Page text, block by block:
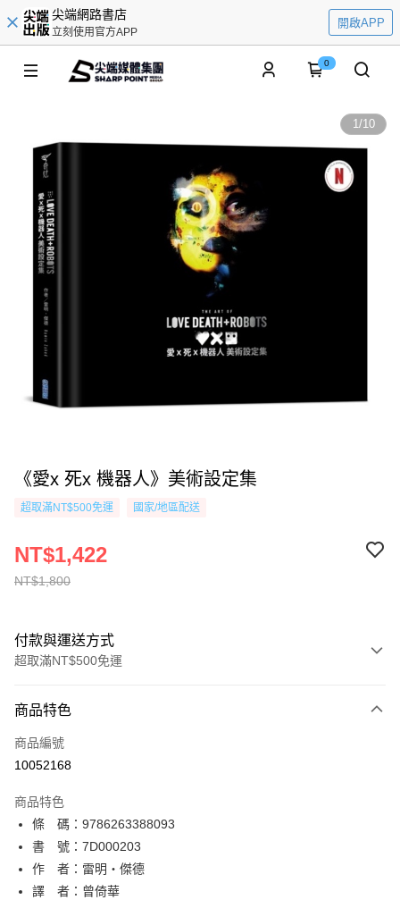
尖端網路書店
立刻使用官方APP
開啟APP
0
1/10
《愛x 死x 機器人》美術設定集
超取滿NT$500免運 國家/地區配送
NT$1,800
NT$1,422
付款與運送方式
超取滿NT$500免運
信用卡一次付款
超商取貨付款
相關說明
【關於「AFTEE先享後付」】
AFTEE先享後付是「在收到商品之後才付款」的支付方式。 讓您購物簡單
便利好安心！
１．簡單：不需註冊會員、不需綁卡、不需儲值。
２．便利：只要手機號碼，簡訊認證，即可結帳。
ATM付款
運送方式
商品特色
商品編號
10052168
商品特色
條 碼：9786263388093
書 號：7D000203
作 者：雷明・傑德
譯 者：曾倚華